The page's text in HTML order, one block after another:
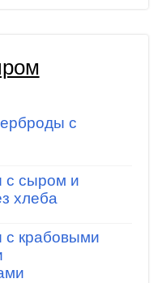
с
с сыром и
хлеба
с крабовыми